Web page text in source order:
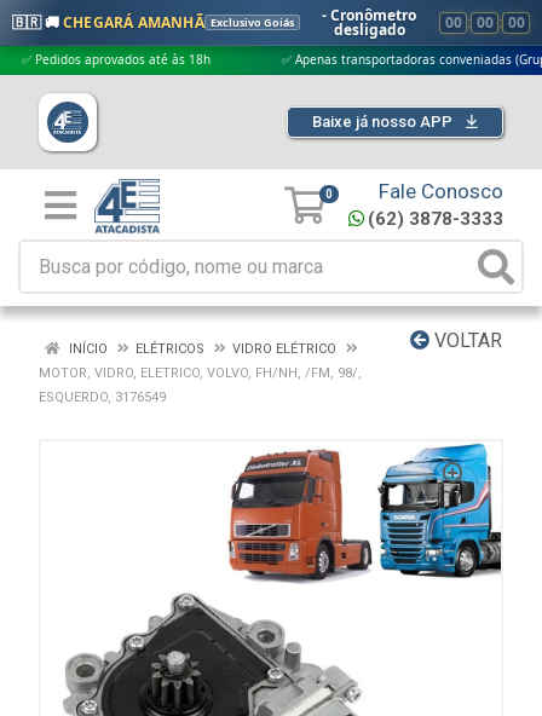
🇧🇷 🚚CHEGARÁ AMANHÃ Exclusivo Goiás - Cronômetro
desligado 00 : 00 : 00
aprovados até às 18h ✅ Apenas transportadoras conveniadas (Grupo G5)
Baixe já nosso APP
0 Fale Conosco
(62) 3878-3333
VOLTAR
INÍCIO ELÉTRICOS
VIDRO ELÉTRICO
MOTOR, VIDRO, ELETRICO, VOLVO, FH/NH, /FM, 98/,
ESQUERDO, 3176549